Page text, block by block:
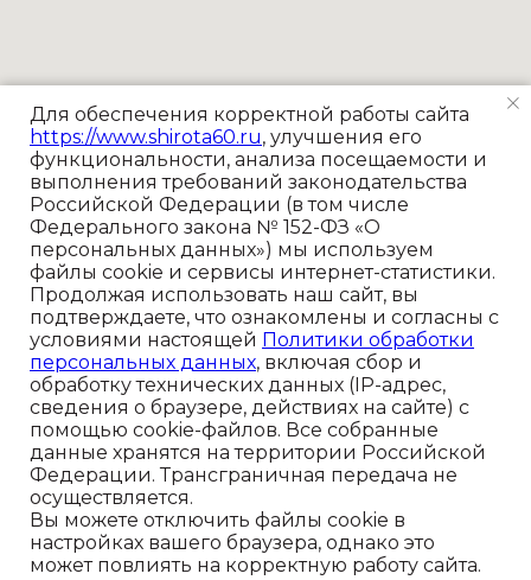
Чтобы связаться с нами:
+7-931-003-04-86
+7-911-926-04-24
Для обеспечения корректной работы сайта
https://www.shirota60.ru, улучшения его
функциональности, анализа посещаемости и
выполнения требований законодательства
Российской Федерации (в том числе
Федерального закона № 152-ФЗ «О
персональных данных») мы используем
файлы cookie и сервисы интернет-статистики.
Продолжая использовать наш сайт, вы
подтверждаете, что ознакомлены и согласны с
условиями настоящей Политики обработки
персональных данных, включая сбор и
обработку технических данных (IP-адрес,
сведения о браузере, действиях на сайте) с
помощью cookie-файлов. Все собранные
данные хранятся на территории Российской
Федерации. Трансграничная передача не
осуществляется.
Вы можете отключить файлы cookie в
настройках вашего браузера, однако это
может повлиять на корректную работу сайта.